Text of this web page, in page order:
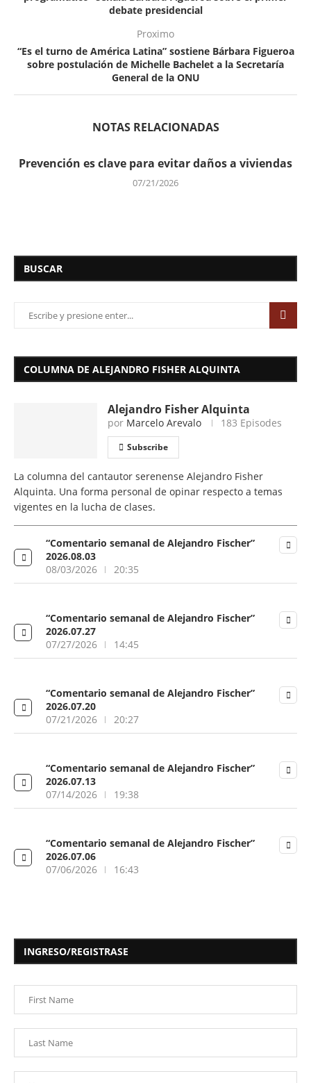
debate presidencial
Proximo
“Es el turno de América Latina” sostiene Bárbara Figueroa
sobre postulación de Michelle Bachelet a la Secretaría
General de la ONU
NOTAS RELACIONADAS
Prevención es clave para evitar daños a viviendas
07/21/2026
BUSCAR
COLUMNA DE ALEJANDRO FISHER ALQUINTA
Alejandro Fisher Alquinta
por Marcelo Arevalo 183 Episodes
Subscribe
La columna del cantautor serenense Alejandro Fisher
Alquinta. Una forma personal de opinar respecto a temas
vigentes en la lucha de clases.
“Comentario semanal de Alejandro Fischer”
2026.08.03
08/03/2026
20:35
“Comentario semanal de Alejandro Fischer”
2026.07.27
07/27/2026
14:45
“Comentario semanal de Alejandro Fischer”
2026.07.20
07/21/2026
20:27
“Comentario semanal de Alejandro Fischer”
2026.07.13
07/14/2026
19:38
“Comentario semanal de Alejandro Fischer”
2026.07.06
07/06/2026
16:43
INGRESO/REGISTRASE